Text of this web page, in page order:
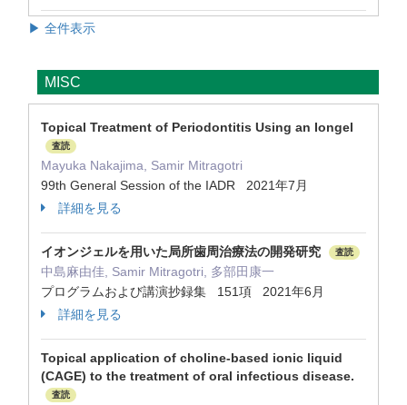
▶ 全件表示
MISC
Topical Treatment of Periodontitis Using an Iongel
査読
Mayuka Nakajima, Samir Mitragotri
99th General Session of the IADR 2021年7月
詳細を見る
イオンジェルを用いた局所歯周治療法の開発研究 査読
中島麻由佳, Samir Mitragotri, 多部田康一
プログラムおよび講演抄録集 151項 2021年6月
詳細を見る
Topical application of choline-based ionic liquid
(CAGE) to the treatment of oral infectious disease.
査読